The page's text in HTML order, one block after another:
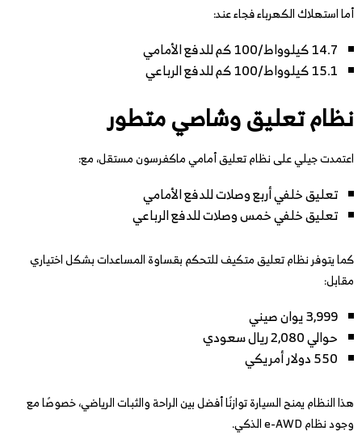
أما استهلاك الكهرباء فجاء عند:
14.7 كيلوواط/100 كم للدفع الأمامي
15.1 كيلوواط/100 كم للدفع الرباعي
نظام تعليق وشاصي متطور
اعتمدت جيلي على نظام تعليق أمامي ماكفرسون مستقل، مع:
تعليق خلفي أربع وصلات للدفع الأمامي
تعليق خلفي خمس وصلات للدفع الرباعي
كما يتوفر نظام تعليق متكيف للتحكم بقساوة المساعدات بشكل اختياري
مقابل:
3,999 يوان صيني
حوالي 2,080 ريال سعودي
550 دولار أمريكي
هذا النظام يمنح السيارة توازنًا أفضل بين الراحة والثبات الرياضي، خصوصًا مع
وجود نظام e-AWD الذكي.